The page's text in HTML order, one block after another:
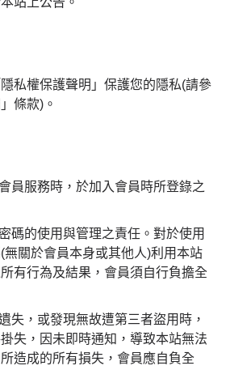
私權保護聲明」保護您的隱私(請參
條款)。
員服務時，於加入會員時所登錄之
碼的使用與管理之責任。對於使用
關於會員本身或其他人)利用本站
有行為及結果，會員須自行負擔全
失，或發現無故遭第三者盜用時，
失，因未即時通知，導致本站無法
造成的所有損失，會員應自負全